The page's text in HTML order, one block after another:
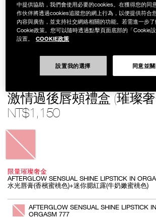
Details
/zh/
Item
No.
999NAC0000228
激情過後唇頰禮盒 (璀璨
NT$1,150
Variations
限量璀璨奢金
AFTERGLOW SENSUAL SHINE LIPSTICK IN
水光唇膏(香檳蜜桃色)+迷你腮紅露(牛奶嫩蜜桃色)
to
cart
options
Actions
其他色系
AFTERGLOW SENSUAL SHINE LIPSTICK IN
ORGASM 777
中提供協助，我們會使用必要的cookies。在獲得您的同
作伙伴將透過cookies追蹤您的網上行為，以便提供符合
內容與廣告，並支持社交網絡相關的功能。若需進一步
Cookie政策。您可以隨時透過點擊頁面底部的「Cookie
設置。
COOKIE政策
設置我的選擇 同意並